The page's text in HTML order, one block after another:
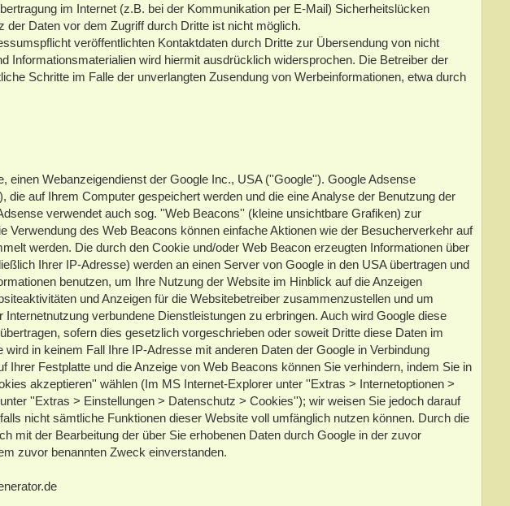
im Internet (z.B. bei der Kommunikation per E-Mail) Sicherheitslücken
Daten vor dem Zugriff durch Dritte ist nicht möglich.
veröffentlichten Kontaktdaten durch Dritte zur Übersendung von nicht
Informationsmaterialien wird hiermit ausdrücklich widersprochen. Die Betreiber der
Schritte im Falle der unverlangten Zusendung von Werbeinformationen, etwa durch
einen Webanzeigendienst der Google Inc., USA (''Google''). Google Adsense
die auf Ihrem Computer gespeichert werden und die eine Analyse der Benutzung der
verwendet auch sog. ''Web Beacons'' (kleine unsichtbare Grafiken) zur
Verwendung des Web Beacons können einfache Aktionen wie der Besucherverkehr auf
werden. Die durch den Cookie und/oder Web Beacon erzeugten Informationen über
Ihrer IP-Adresse) werden an einen Server von Google in den USA übertragen und
benutzen, um Ihre Nutzung der Website im Hinblick auf die Anzeigen
und Anzeigen für die Websitebetreiber zusammenzustellen und um
verbundene Dienstleistungen zu erbringen. Auch wird Google diese
sofern dies gesetzlich vorgeschrieben oder soweit Dritte diese Daten im
in keinem Fall Ihre IP-Adresse mit anderen Daten der Google in Verbindung
Ihrer Festplatte und die Anzeige von Web Beacons können Sie verhindern, indem Sie in
akzeptieren'' wählen (Im MS Internet-Explorer unter ''Extras > Internetoptionen >
''Extras > Einstellungen > Datenschutz > Cookies''); wir weisen Sie jedoch darauf
nicht sämtliche Funktionen dieser Website voll umfänglich nutzen können. Durch die
mit der Bearbeitung der über Sie erhobenen Daten durch Google in der zuvor
zuvor benannten Zweck einverstanden.